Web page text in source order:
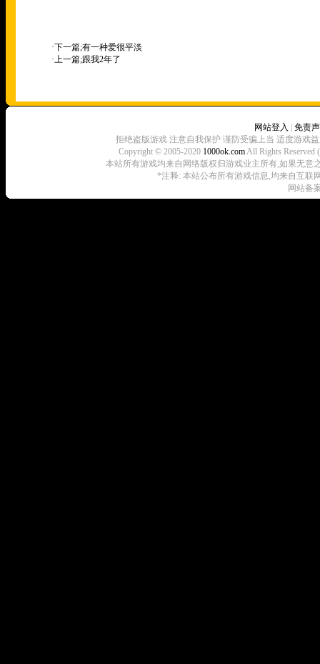
·下一篇;有一种爱很平淡
·上一篇;跟我2年了
网站登入
免责
拒绝盗版游戏 注意自我保护 谨防受骗上当 适度游戏
Copyright © 2005-2020 1000ok.comAll Rights
本站所有游戏均来自网络版权归游戏业主所有,如果无意
*注释: 本站公布所有游戏信息,均来自互联
网站备